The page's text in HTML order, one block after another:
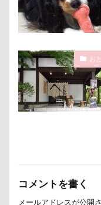
お
コメントを書く
メールアドレスが公開